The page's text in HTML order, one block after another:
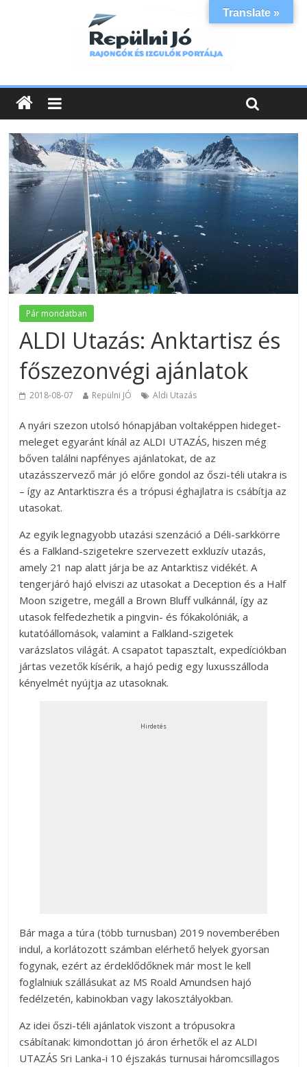
Pár mondatban
ALDI Utazás: Anktartisz és
főszezonvégi ajánlatok
2018-08-07 Repülni JÓ Aldi Utazás
A nyári szezon utolsó hónapjában voltaképpen hideget-
meleget egyaránt kínál az ALDI UTAZÁS, hiszen még
bőven találni napfényes ajánlatokat, de az
utazásszervező már jó előre gondol az őszi-téli utakra is
– így az Antarktiszra és a trópusi éghajlatra is csábítja az
utasokat.
Az egyik legnagyobb utazási szenzáció a Déli-sarkkörre
és a Falkland-szigetekre szervezett exkluzív utazás,
amely 21 nap alatt járja be az Antarktisz vidékét. A
tengerjáró hajó elviszi az utasokat a Deception és a Half
Moon szigetre, megáll a Brown Bluff vulkánnál, így az
utasok felfedezhetik a pingvin- és fókakolóniák, a
kutatóállomások, valamint a Falkland-szigetek
varázslatos világát. A csapatot tapasztalt, expedíciókban
jártas vezetők kísérik, a hajó pedig egy luxusszálloda
kényelmét nyújtja az utasoknak.
Hirdetés
Bár maga a túra (több turnusban) 2019 novemberében
indul, a korlátozott számban elérhető helyek gyorsan
fogynak, ezért az érdeklődőknek már most le kell
foglalniuk szállásukat az MS Roald Amundsen hajó
fedélzetén, kabinokban vagy lakosztályokban.
Az idei őszi-téli ajánlatok viszont a trópusokra
csábítanak: kimondottan jó áron érhetők el az ALDI
UTAZÁS Sri Lanka-i 10 éjszakás turnusai háromcsillagos
Translate »